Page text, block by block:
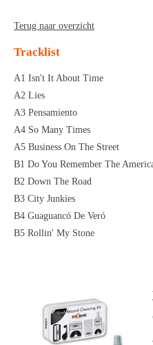
Terug naar overzicht
Tracklist
A1 Isn't It About Time
A2 Lies
A3 Pensamiento
A4 So Many Times
A5 Business On The Street
B1 Do You Remember The
B2 Down The Road
B3 City Junkies
B4 Guaguancó De Veró
B5 Rollin' My Stone